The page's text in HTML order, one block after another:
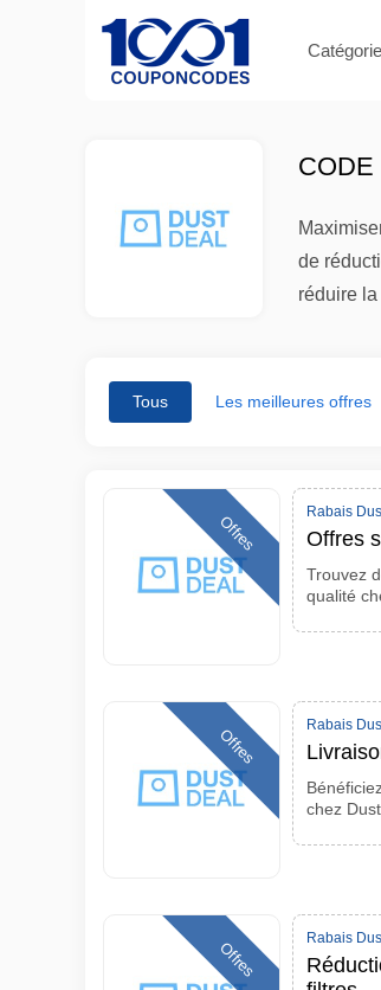
CODE
de
réduire
Tous Les meilleures offres
Offres
Rabais
Offres
Trouvez
qualité
Offres
Rabais
chez
Offres
Rabais